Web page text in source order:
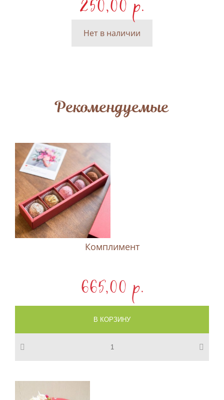
250,00 p.
Нет в наличии
Рекомендуемые
Комплимент
665,00 p.